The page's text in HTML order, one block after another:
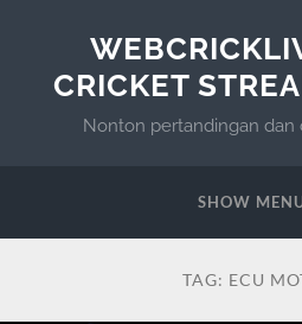
CRICKET
Nonton pertandingan dan
SHOW
TAG: ECU